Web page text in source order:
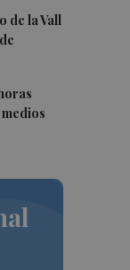
de la Vall